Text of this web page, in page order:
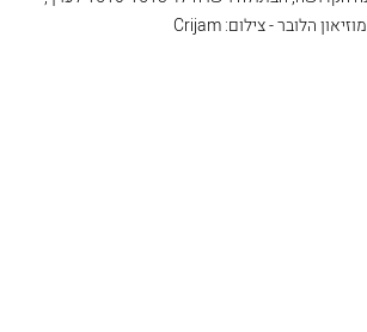
מוזיאון הלובר - צילום: Crijam